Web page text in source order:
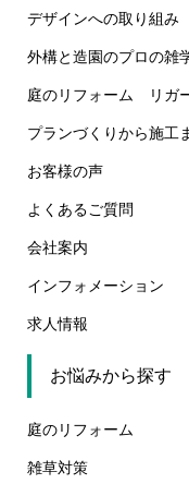
デザインへの取り組み
外構と造園のプロの雑
庭のリフォーム リガ
プランづくりから施工
お客様の声
よくあるご質問
会社案内
インフォメーション
求人情報
お悩みから探す
庭のリフォーム
雑草対策